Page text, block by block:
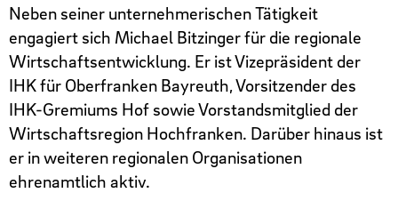
Neben seiner unternehmerischen Tätigkeit
engagiert sich Michael Bitzinger für die regionale
Wirtschaftsentwicklung. Er ist Vizepräsident der
IHK für Oberfranken Bayreuth, Vorsitzender des
IHK-Gremiums Hof sowie Vorstandsmitglied der
Wirtschaftsregion Hochfranken. Darüber hinaus ist
er in weiteren regionalen Organisationen
ehrenamtlich aktiv.